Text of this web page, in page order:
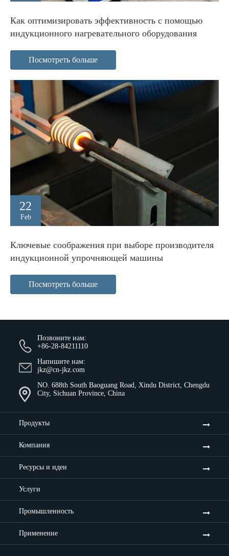
Как оптимизировать эффективность с помощью
индукционного нагревательного оборудования
Посмотреть больше
22
Feb
Ключевые соображения при выборе производителя
индукционной упрочняющей машины
Посмотреть больше
Позвоните нам:
+86-28-84211110
Напишите нам:
jkz@cn-jkz.com
NO. 688th South Baoguang Road, Xindu District, Chengdu
City, Sichuan Province, China
Продукты
Компания
Ресурсы и идеи
Услуги
Промышленность
Применение